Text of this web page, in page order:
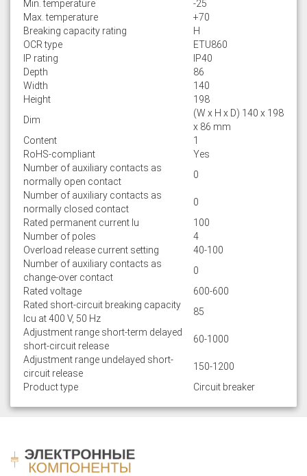
Min. temperature
-25
Max. temperature
+70
Breaking capacity rating
H
OCR type
ETU860
IP rating
IP40
Depth
86
Width
140
Height
198
Dim
(W x H x D) 140 x 198
x 86 mm
Content
1
RoHS-compliant
Yes
Number of auxiliary contacts as
normally open contact
0
Number of auxiliary contacts as
normally closed contact
0
Rated permanent current Iu
100
Number of poles
4
Overload release current setting
40-100
Number of auxiliary contacts as
change-over contact
0
Rated voltage
600-600
Rated short-circuit breaking capacity
lcu at 400 V, 50 Hz
85
Adjustment range short-term delayed
short-circuit release
60-1000
Adjustment range undelayed short-
circuit release
150-1200
Product type
Circuit breaker